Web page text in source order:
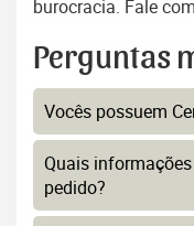
burocracia. Fale
Perguntas
Vocês possuem
Quais
pedido?